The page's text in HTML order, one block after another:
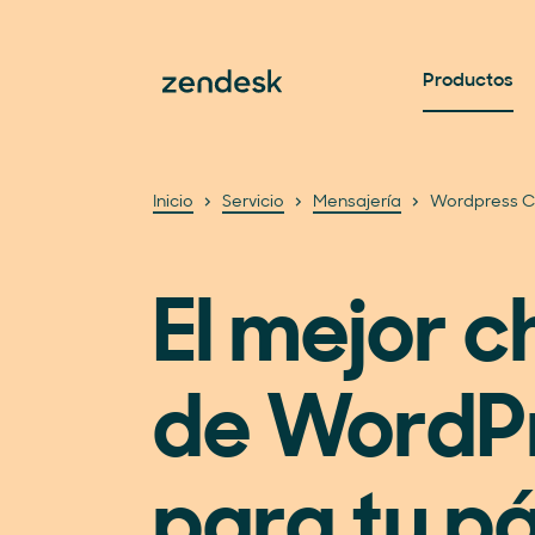
Productos
Inicio Servicio Mensajería Wordpress
El mejor
de